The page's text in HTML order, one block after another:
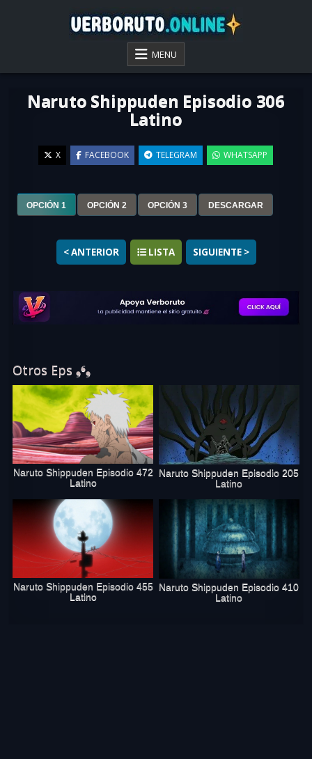
VER BORUTO ONLINE
MENU
Naruto Shippuden Episodio 306
Latino
X FACEBOOK TELEGRAM WHATSAPP
OPCIÓN 1 OPCIÓN 2 OPCIÓN 3 DESCARGAR
▶
< ANTERIOR LISTA SIGUIENTE >
Otros Eps ❟❛❟
Naruto Shippuden Episodio 472
Latino
Naruto Shippuden Episodio 205
Latino
Naruto Shippuden Episodio 455
Latino
Naruto Shippuden Episodio 410
Latino